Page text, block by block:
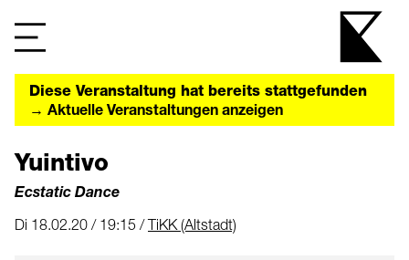
Diese Veranstaltung hat bereits stattgefunden
→ Aktuelle Veranstaltungen anzeigen
Yuintivo
Ecstatic Dance
Di 18.02.20 / 19:15 /TiKK (Altstadt)